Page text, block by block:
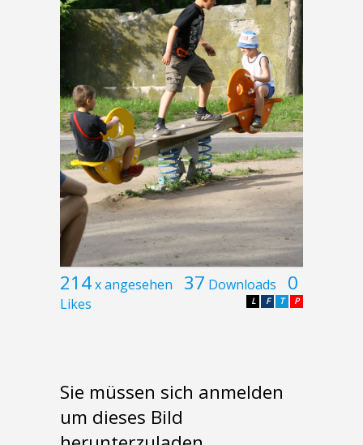
214x angesehen 37 Downloads 0
Likes P
T
F
L
Sie müssen sich anmelden
um dieses Bild